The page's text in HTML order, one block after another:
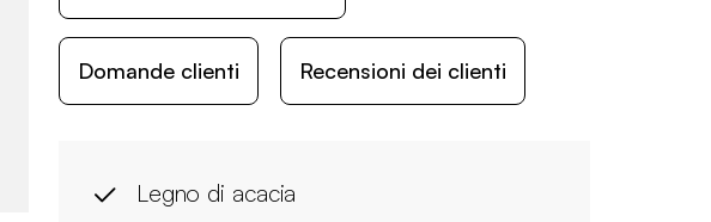
Domande clienti Recensioni dei clienti
Legno di acacia